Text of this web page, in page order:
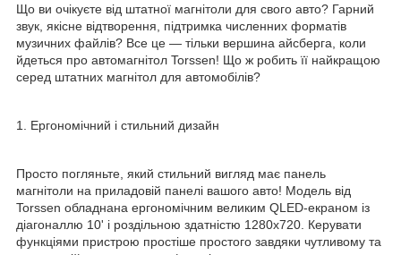
Що ви очікуєте від штатної магнітоли для свого авто? Гарний
звук, якісне відтворення, підтримка численних форматів
музичних файлів? Все це — тільки вершина айсберга, коли
йдеться про автомагнітол Torssen! Що ж робить її найкращою
серед штатних магнітол для автомобілів?
1. Ергономічний і стильний дизайн
Просто погляньте, який стильний вигляд має панель
магнітоли на приладовій панелі вашого авто! Модель від
Torssen обладнана ергономічним великим QLED-екраном із
діагоналлю 10' і роздільною здатністю 1280x720. Керувати
функціями пристрою простіше простого завдяки чутливому та